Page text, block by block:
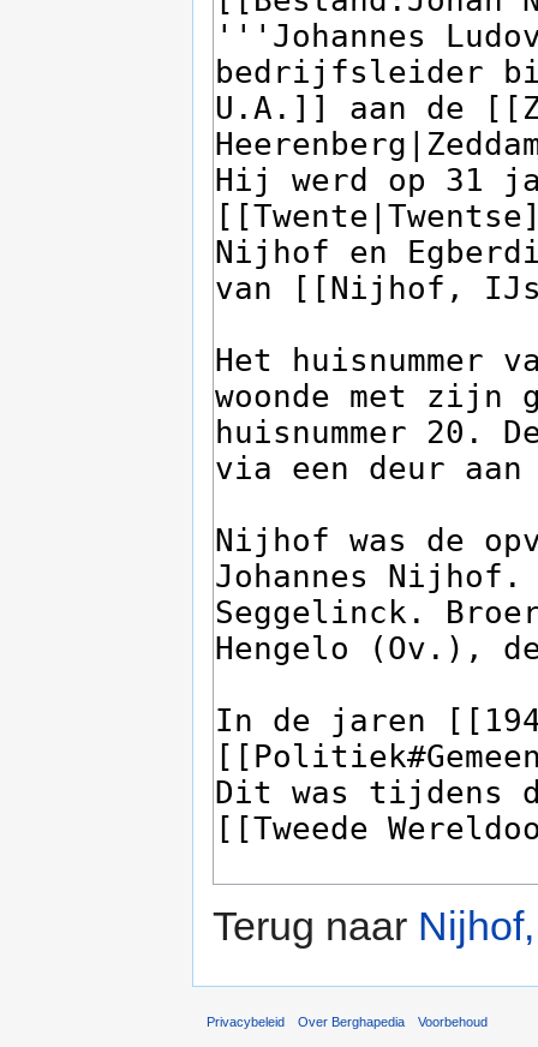
Terug naar
Privacybeleid Over Berghapedia Voorbehoud